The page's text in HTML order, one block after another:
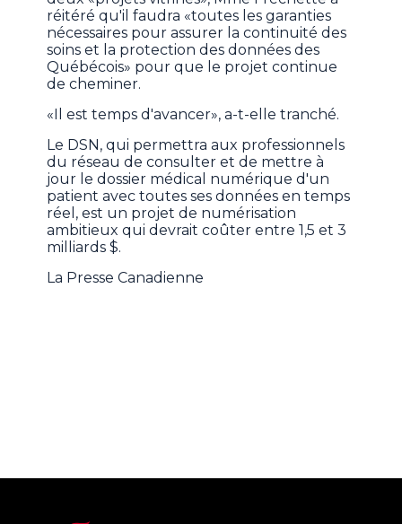
réitéré qu'il faudra «toutes les garanties
nécessaires pour assurer la continuité des
soins et la protection des données des
Québécois» pour que le projet continue
de cheminer.
«Il est temps d'avancer», a-t-elle tranché.
Le DSN, qui permettra aux professionnels
du réseau de consulter et de mettre à
jour le dossier médical numérique d'un
patient avec toutes ses données en temps
réel, est un projet de numérisation
ambitieux qui devrait coûter entre 1,5 et 3
milliards $.
La Presse Canadienne